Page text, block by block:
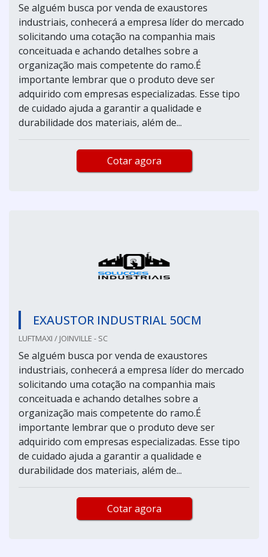
Se alguém busca por venda de exaustores
industriais, conhecerá a empresa líder do mercado
solicitando uma cotação na companhia mais
conceituada e achando detalhes sobre a
organização mais competente do ramo.É
importante lembrar que o produto deve ser
adquirido com empresas especializadas. Esse tipo
de cuidado ajuda a garantir a qualidade e
durabilidade dos materiais, além de...
Cotar agora
EXAUSTOR INDUSTRIAL 50CM
LUFTMAXI / JOINVILLE - SC
Se alguém busca por venda de exaustores
industriais, conhecerá a empresa líder do mercado
solicitando uma cotação na companhia mais
conceituada e achando detalhes sobre a
organização mais competente do ramo.É
importante lembrar que o produto deve ser
adquirido com empresas especializadas. Esse tipo
de cuidado ajuda a garantir a qualidade e
durabilidade dos materiais, além de...
Cotar agora